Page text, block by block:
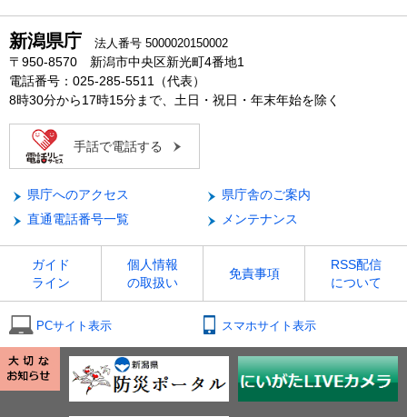
新潟県庁 法人番号 5000020150002
〒950-8570 新潟市中央区新光町4番地1
電話番号：025-285-5511（代表）
8時30分から17時15分まで、土日・祝日・年末年始を除く
手話で電話する
県庁へのアクセス
県庁舎のご案内
直通電話番号一覧
メンテナンス
ガイド
ライン
個人情報
の取扱い
免責事項
RSS配信
について
PCサイト表示 スマホサイト表示